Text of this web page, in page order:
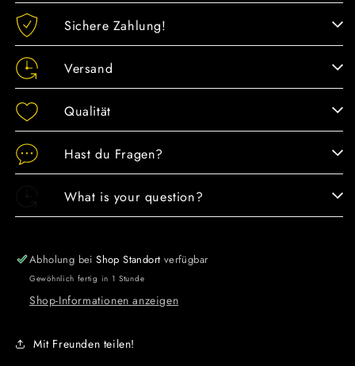
Sichere Zahlung!
Versand
Qualität
Hast du Fragen?
What is your question?
Abholung beiShop Standort verfügbar
Gewöhnlich fertig in 1 Stunde
Shop-Informationen anzeigen
Mit Freunden teilen!